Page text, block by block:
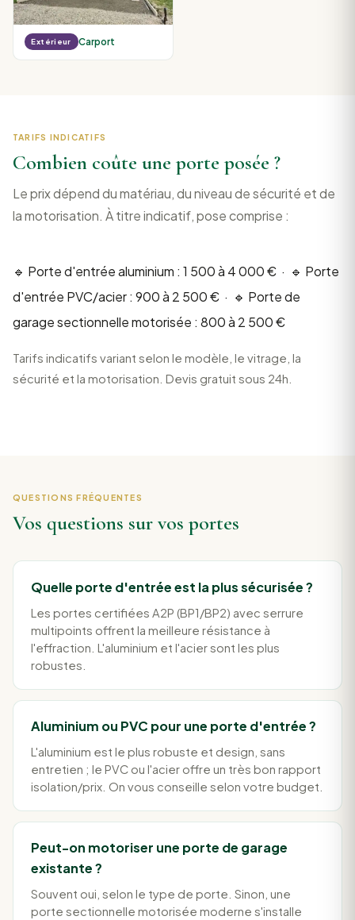
Extérieur Carport
TARIFS INDICATIFS
Combien coûte une porte posée ?
Le prix dépend du matériau, du niveau de sécurité et de
la motorisation. À titre indicatif, pose comprise :
🔹 Porte d'entrée aluminium : 1 500 à 4 000 € · 🔹 Porte
d'entrée PVC/acier : 900 à 2 500 € · 🔹 Porte de
garage sectionnelle motorisée : 800 à 2 500 €
Tarifs indicatifs variant selon le modèle, le vitrage, la
sécurité et la motorisation. Devis gratuit sous 24h.
QUESTIONS FRÉQUENTES
Vos questions sur vos portes
Quelle porte d'entrée est la plus sécurisée ?
Les portes certifiées A2P (BP1/BP2) avec serrure
multipoints offrent la meilleure résistance à
l'effraction. L'aluminium et l'acier sont les plus
robustes.
Aluminium ou PVC pour une porte d'entrée ?
L'aluminium est le plus robuste et design, sans
entretien ; le PVC ou l'acier offre un très bon rapport
isolation/prix. On vous conseille selon votre budget.
Peut-on motoriser une porte de garage
existante ?
Souvent oui, selon le type de porte. Sinon, une
porte sectionnelle motorisée moderne s'installe